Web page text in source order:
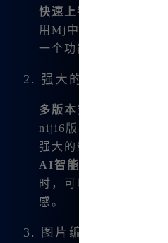
快速上手
：我本身并
用Mj中文绘画的界面
一个功能都变得易于理
2. 强大的功能整合
多版本支持
：平台集
niji6版本，让每一位
强大的绘画功能。
AI智能助手
：并行的
时，可以随时咨询需
感。
3. 图片编辑及呈现